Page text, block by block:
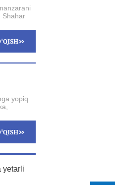
Shahar
»
yopiq
»
yetarli